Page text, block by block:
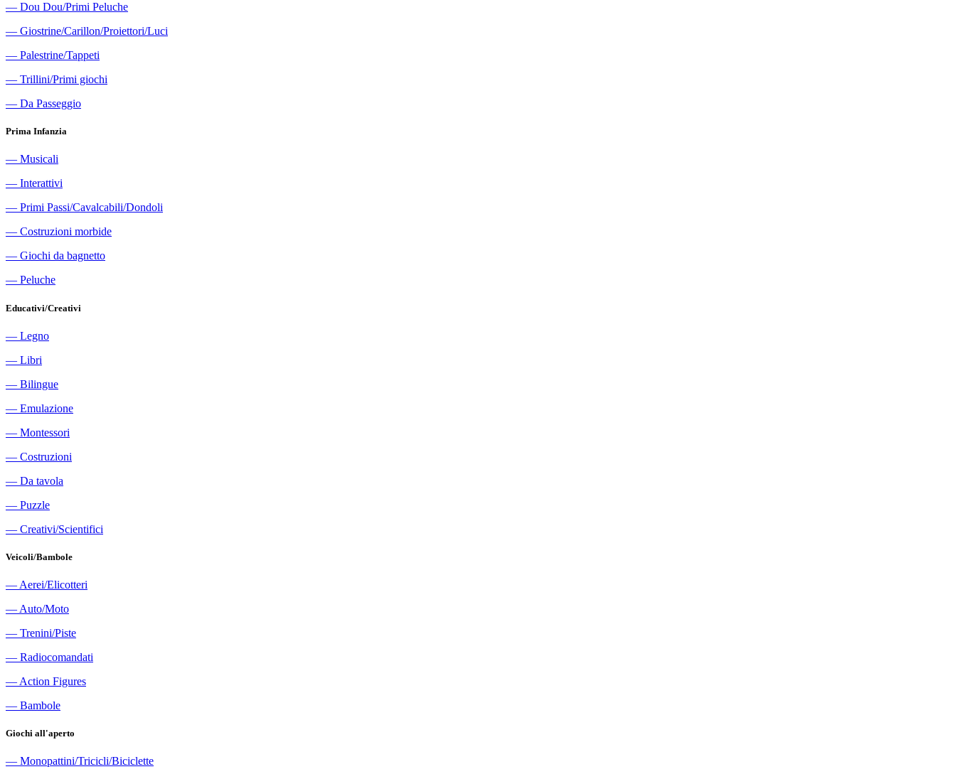
― Dou Dou/Primi Peluche
― Giostrine/Carillon/Proiettori/Luci
― Palestrine/Tappeti
― Trillini/Primi giochi
― Da Passeggio
Prima Infanzia
― Musicali
― Interattivi
― Primi Passi/Cavalcabili/Dondoli
― Costruzioni morbide
― Giochi da bagnetto
― Peluche
Educativi/Creativi
― Legno
― Libri
― Bilingue
― Emulazione
― Montessori
― Costruzioni
― Da tavola
― Puzzle
― Creativi/Scientifici
Veicoli/Bambole
― Aerei/Elicotteri
― Auto/Moto
― Trenini/Piste
― Radiocomandati
― Action Figures
― Bambole
Giochi all'aperto
― Monopattini/Tricicli/Biciclette